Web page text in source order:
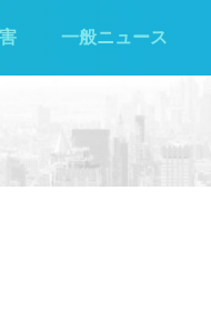
一般ニュース